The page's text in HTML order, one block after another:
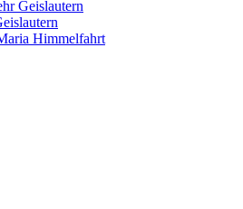
Geislautern
Himmelfahrt